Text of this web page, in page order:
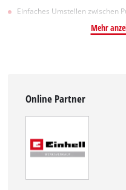
Einfaches Umstellen zwischen
Mehr
Online Partner